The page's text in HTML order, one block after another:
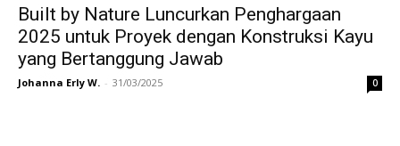
Built by Nature Luncurkan Penghargaan
2025 untuk Proyek dengan Konstruksi Kayu
yang Bertanggung Jawab
Johanna Erly W. - 31/03/2025 0